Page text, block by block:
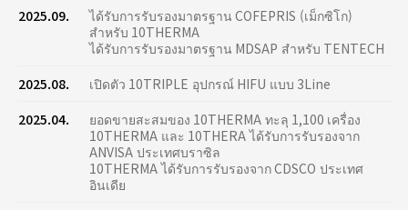
2025.09.
ได้รับการรับรองมาตรฐาน COFEPRIS (เม็กซิโก)
สำหรับ 10THERMA
ได้รับการรับรองมาตรฐาน MDSAP สำหรับ TENTECH
2025.08.
เปิดตัว 10TRIPLE อุปกรณ์ HIFU แบบ 3Line
2025.04.
ยอดขายสะสมของ 10THERMA ทะลุ 1,100 เครื่อง
10THERMA และ 10THERA ได้รับการรับรองจาก
ANVISA ประเทศบราซิล
10THERMA ได้รับการรับรองจาก CDSCO ประเทศ
อินเดีย